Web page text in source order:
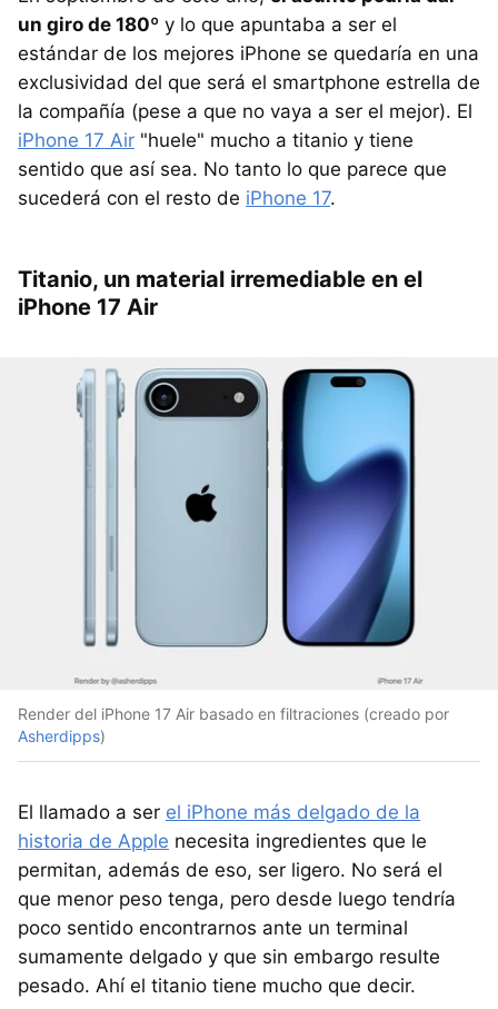
un giro de 180º y lo que apuntaba a ser el
estándar de los mejores iPhone se quedaría en una
exclusividad del que será el smartphone estrella de
la compañía (pese a que no vaya a ser el mejor). El
iPhone 17 Air "huele" mucho a titanio y tiene
sentido que así sea. No tanto lo que parece que
sucederá con el resto de iPhone 17.
Titanio, un material irremediable en el
iPhone 17 Air
Render del iPhone 17 Air basado en filtraciones (creado por
Asherdipps)
El llamado a ser el iPhone más delgado de la
historia de Apple necesita ingredientes que le
permitan, además de eso, ser ligero. No será el
que menor peso tenga, pero desde luego tendría
poco sentido encontrarnos ante un terminal
sumamente delgado y que sin embargo resulte
pesado. Ahí el titanio tiene mucho que decir.